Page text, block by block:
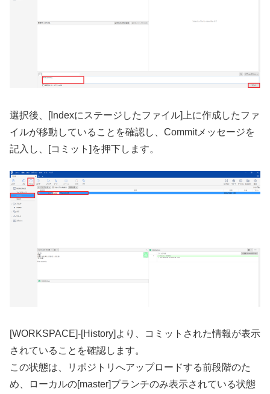
選択後、[Indexにステージしたファイル]上に作成したファ
イルが移動していることを確認し、Commitメッセージを
記入し、[コミット]を押下します。
[WORKSPACE]-[History]より、コミットされた情報が表示
されていることを確認します。
この状態は、リポジトリへアップロードする前段階のた
め、ローカルの[master]ブランチのみ表示されている状態